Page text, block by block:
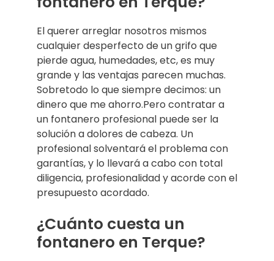
El querer arreglar nosotros mismos
cualquier desperfecto de un grifo que
pierde agua, humedades, etc, es muy
grande y las ventajas parecen muchas.
Sobretodo lo que siempre decimos: un
dinero que me ahorro.Pero contratar a
un fontanero profesional puede ser la
solución a dolores de cabeza. Un
profesional solventará el problema con
garantías, y lo llevará a cabo con total
diligencia, profesionalidad y acorde con el
presupuesto acordado.
¿Cuánto cuesta un
fontanero en Terque?